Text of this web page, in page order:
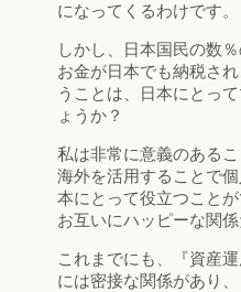
になってくるわけです。
しかし、日本国民の数
お金が日本でも納税さ
うことは、日本にとっ
ょうか？
私は非常に意義のあるこ
海外を活用することで
本にとって役立つことが
お互いにハッピーな関
これまでにも、『資産
には密接な関係があり